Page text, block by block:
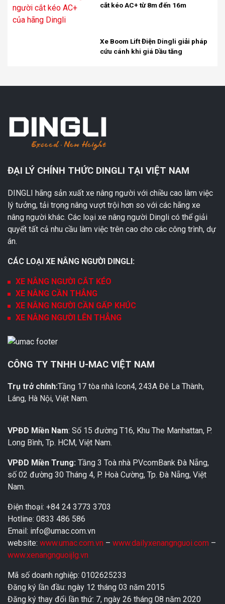
cắt kéo AC+ từ 8m đến 16m
Xe Boom Lift Điện Dingli giải pháp
cứu cánh khi giá Dầu tăng
ĐẠI LÝ CHÍNH THỨC DINGLI TẠI VIỆT NAM
DINGLI hãng sản xuất xe nâng người với chiều cao làm việc
lý tưởng, tải trọng nâng vượt trội hơn so với các hãng xe
nâng người khác. Các loại xe nâng người Dingli có thể giải
quyết tất cả nhu cầu làm việc trên cao cho các công trình, dự
án.
CÁC LOẠI XE NÂNG NGƯỜI DINGLI:
XE NÂNG NGƯỜI CẮT KÉO
XE NÂNG CẦN THẲNG
XE NÂNG NGƯỜI CẦN GẤP KHÚC
XE NÂNG NGƯỜI LÊN THẲNG
CÔNG TY TNHH U-MAC VIỆT NAM
Trụ trở chính:Tầng 17 tòa nhà Icon4, 243A Đê La Thành,
Láng, Hà Nội, Việt Nam.
VPĐD Miền Nam: Số 15 đường T16, Khu The Manhattan, P.
Long Bình, Tp. HCM, Việt Nam.
VPĐD Miền Trung: Tầng 3 Toà nhà PVcomBank Đà Nẵng,
số 02 đường 30 Tháng 4, P. Hoà Cường, Tp. Đà Nẵng, Việt
Nam.
Điện thoại: +84 24 3773 3703
Hotline: 0833 486 586
Email: info@umac.com.vn
website: www.umac.com.vn – www.dailyxenangnguoi.com –
www.xenangnguoijlg.vn
Mã số doanh nghiệp: 0102625233
Đăng ký lần đầu: ngày 12 tháng 03 năm 2015
Đăng ký thay đổi lần thứ: 7, ngày 26 tháng 08 năm 2020